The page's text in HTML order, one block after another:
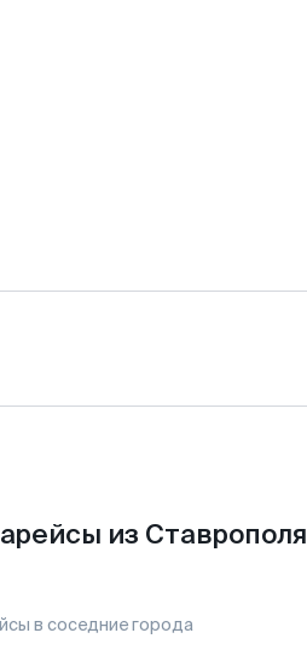
из
в соседние города